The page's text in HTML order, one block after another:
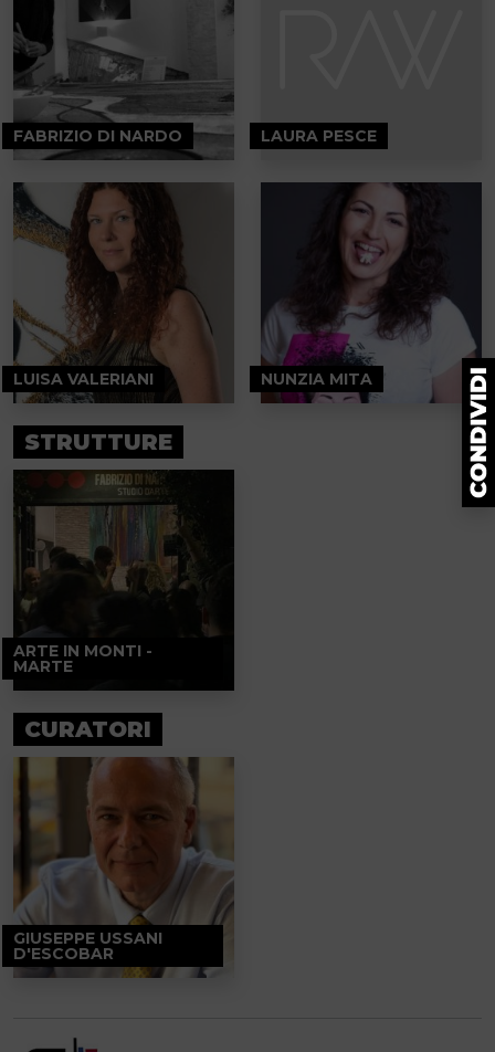
FABRIZIO DI NARDO LAURA PESCE
LUISA VALERIANI NUNZIA MITA
STRUTTURE
ARTE IN MONTI -
MARTE
CURATORI
GIUSEPPE USSANI
D'ESCOBAR